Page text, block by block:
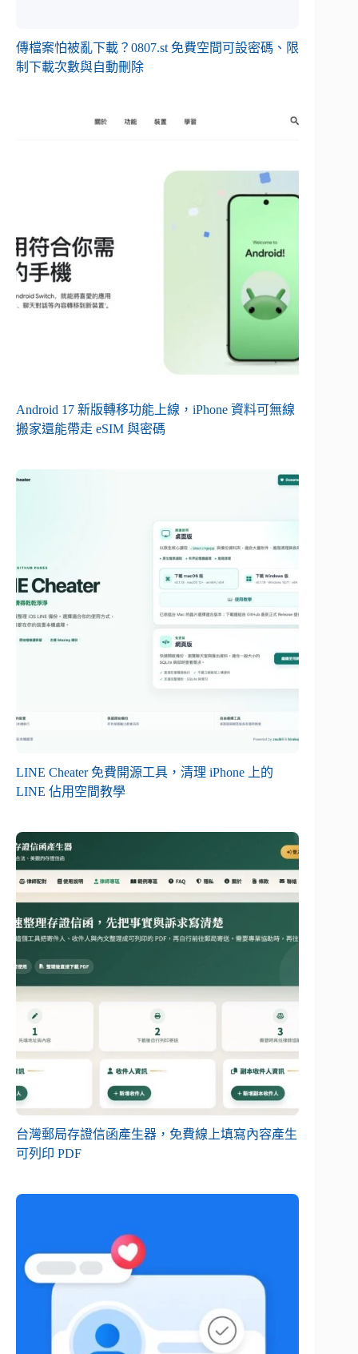
傳檔案怕被亂下載？0807.st 免費空間可設密碼、限
制下載次數與自動刪除
Android 17 新版轉移功能上線，iPhone 資料可無線
搬家還能帶走 eSIM 與密碼
LINE Cheater 免費開源工具，清理 iPhone 上的
LINE 佔用空間教學
台灣郵局存證信函產生器，免費線上填寫內容產生
可列印 PDF